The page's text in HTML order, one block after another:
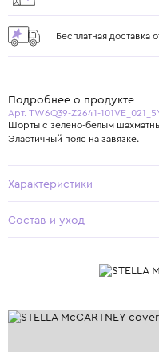
Бесплатная доставка
Подробнее о продукте
Арт. TW6Q39-Z2641-
Шорты с зелено-белым
Эластичный пояс на завязке.
Характеристики
Состав и уход